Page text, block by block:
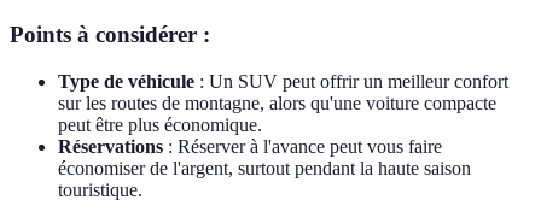
Points à considérer :
Type de véhicule : Un SUV peut offrir un meilleur confort
sur les routes de montagne, alors qu'une voiture compacte
peut être plus économique.
Réservations : Réserver à l'avance peut vous faire
économiser de l'argent, surtout pendant la haute saison
touristique.